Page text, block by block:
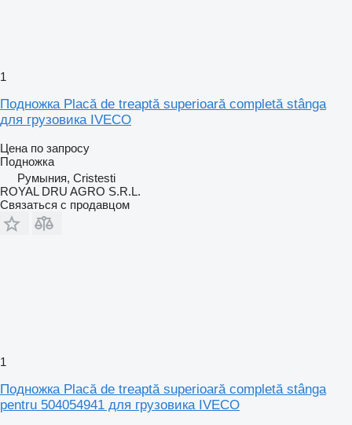
1
Подножка Placă de treaptă superioară completă stânga
для грузовика IVECO
Цена по запросу
Подножка
Румыния, Cristesti
ROYAL DRU AGRO S.R.L.
Связаться с продавцом
1
Подножка Placă de treaptă superioară completă stânga
pentru 504054941 для грузовика IVECO